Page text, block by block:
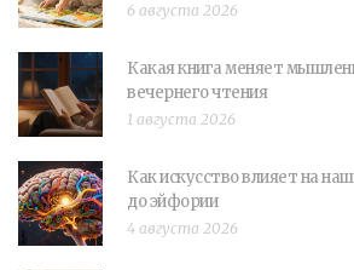
6 августа 2026
Какая книга меняет
вечернего чтения
1 августа 2026
Как искусство влияет на
до эйфории
4 августа 2026